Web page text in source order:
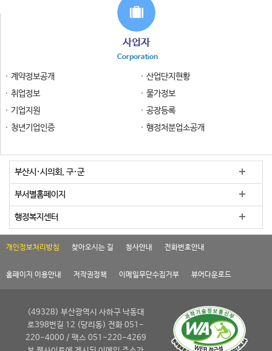
사업자
Corporation
계약정보공개
산업단지현황
취업정보
물가정보
기업지원
공장등록
청년기업인증
행정처분업소공개
부산시·시의회, 구·군
부서별홈페이지
행정복지센터
개인정보처리방침 찾아오시는 길 청사안내 전화번호안내
홈페이지 이용안내 저작권정책 이메일무단수집거부 뷰어다운로드
(49328) 부산광역시 사하구 낙동대
로398번길 12 (당리동) 전화 051-
220-4000 / 팩스 051-220-4269